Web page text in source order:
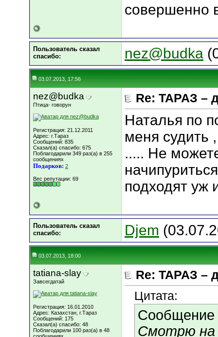
совершенно
Пользователь сказал
cпасибо:
nez@budka
03.07.2013, 17:56
nez@budka
Птица- говорун
Регистрация: 21.12.2011
Адрес: г.Тараз
Сообщений: 835
Сказал(а) спасибо: 675
Поблагодарили 349 раз(а) в 255
сообщениях
Подарков: 2
Вес репутации: 69
Re: ТАРАЗ –
Наталья по
меня
..... Не
подходят уж
Пользователь сказал
cпасибо:
Djem
03.07.2013, 18:00
tatiana-slay
Завсегдатай
Регистрация: 16.01.2010
Адрес: Казахстан, г.Тараз
Сообщений: 175
Сказал(а) спасибо: 48
Поблагодарили 100 раз(а) в 48
Re: ТАРАЗ –
Цитата:
Сообщение
Смотрю на